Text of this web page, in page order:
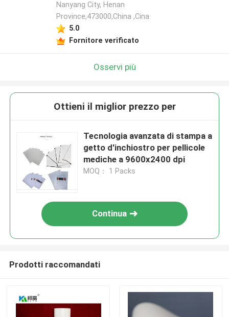
Nanyang City, Henan
Province,473000,China ,Cina
5.0
Fornitore verificato
Osservi più
Ottieni il miglior prezzo per
Tecnologia avanzata di stampa a
getto d'inchiostro per pellicole
mediche a 9600x2400 dpi
MOQ： 1 Packs
Continua
Prodotti raccomandati